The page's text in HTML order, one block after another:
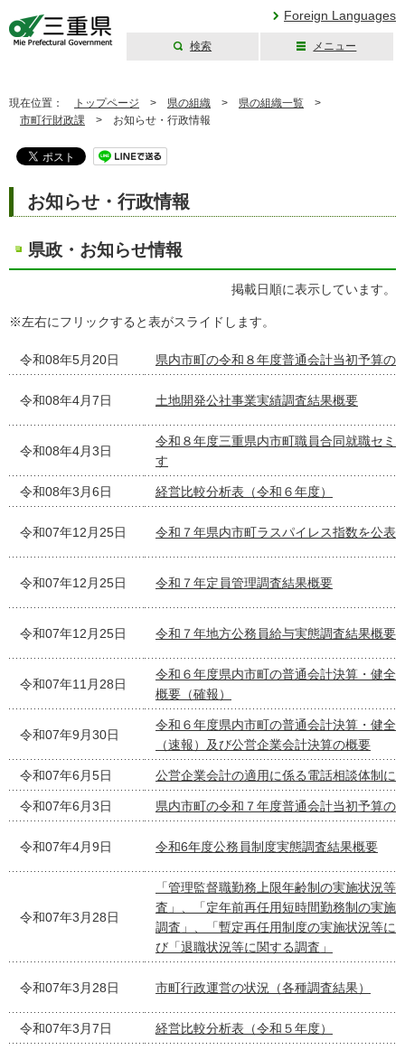
Foreign Languages
検索 メニュー
現在位置： トップページ > 県の組織 > 県の組織一覧 >
市町行財政課 > お知らせ・行政情報
お知らせ・行政情報
県政・お知らせ情報
掲載日順に表示しています。
※左右にフリックすると表がスライドします。
令和08年5月20日 県内市町の令和８年度普通会計当初予算の
令和08年4月7日 土地開発公社事業実績調査結果概要
令和08年4月3日
令和８年度三重県内市町職員合同就職セミ
す
令和08年3月6日 経営比較分析表（令和６年度）
令和07年12月25日 令和７年県内市町ラスパイレス指数を公表
令和07年12月25日 令和７年定員管理調査結果概要
令和07年12月25日 令和７年地方公務員給与実態調査結果概要
令和07年11月28日
令和６年度県内市町の普通会計決算・健全
概要（確報）
令和07年9月30日
令和６年度県内市町の普通会計決算・健全
（速報）及び公営企業会計決算の概要
令和07年6月5日 公営企業会計の適用に係る電話相談体制に
令和07年6月3日 県内市町の令和７年度普通会計当初予算の
令和07年4月9日 令和6年度公務員制度実態調査結果概要
令和07年3月28日
「管理監督職勤務上限年齢制の実施状況等
査」、「定年前再任用短時間勤務制の実施
調査」、「暫定再任用制度の実施状況等に
び「退職状況等に関する調査」
令和07年3月28日 市町行政運営の状況（各種調査結果）
令和07年3月7日 経営比較分析表（令和５年度）